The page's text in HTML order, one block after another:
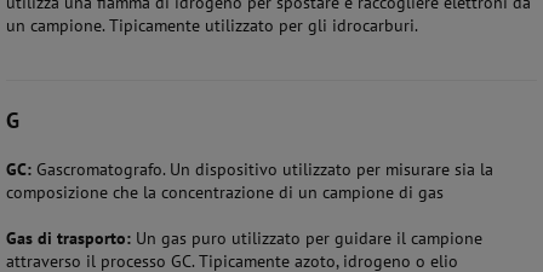
un campione. Tipicamente utilizzato per gli idrocarburi.
G
GC: Gascromatografo. Un dispositivo utilizzato per misurare sia la
composizione che la concentrazione di un campione di gas
Gas di trasporto: Un gas puro utilizzato per guidare il campione
attraverso il processo GC. Tipicamente azoto, idrogeno o elio